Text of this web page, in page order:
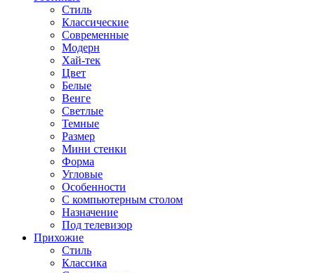
Стиль
Классические
Современные
Модерн
Хай-тек
Цвет
Белые
Венге
Светлые
Темные
Размер
Мини стенки
Форма
Угловые
Особенности
С компьютерным столом
Назначение
Под телевизор
Прихожие
Стиль
Классика